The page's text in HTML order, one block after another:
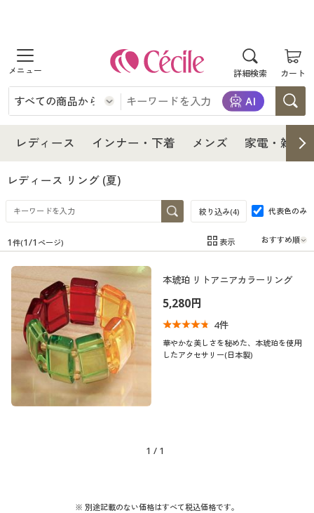
詳細検索 カート
商品を探す
レディース
レディースファッション
女性下着
インナー・下着
インナー・下着通販すべて
女性下着
メンズ下着
ジュニア・ティーンズ下着
メンズ
メンズ通販すべて
メンズファッション
メンズ下着
家電・雑貨
家電・雑貨すべて
家電
キッチン・雑貨・日用品
寝具・インテリア・家具
寝具・インテリア・家具通販すべて
家具・収納
寝具・ベッド
カーテン・ラグ・ファブリック
美容・健康
美容・健康通販すべて
美容・健康・サプリメント
制服・スクール
制服・スクールすべて
制服・学生服
大きいサイズ
大きいサイズ通販すべて
バーゲン
レディース インナー・下着 メンズ 家電・雑貨
レディース リング (夏)
絞り込み(4) 代表色のみ
在庫 在庫のある商品のみ表示
カテゴリ
レギュラー
1 件(1/1 ページ) 表示
本琥珀 リトアニアカラーリング
5,280円
4件
華やかな美しさを秘めた、本琥珀を使用
したアクセサリー(日本製)
1 / 1
※ 別途記載のない価格はすべて税込価格です。